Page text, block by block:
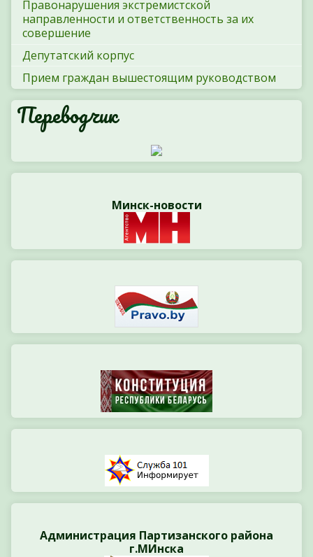
Правонарушения экстремистской
направленности и ответственность за их
совершение
Депутатский корпус
Прием граждан вышестоящим руководством
Переводчик
Минск-новости
Администрация Партизанского района
г.МИнска